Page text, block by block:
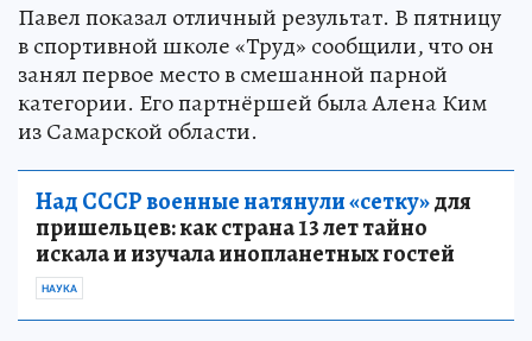
Павел показал отличный результат. В пятницу
в спортивной школе «Труд» сообщили, что он
занял первое место в смешанной парной
категории. Его партнёршей была Алена Ким
из Самарской области.
Над СССР военные натянули «сетку»для
пришельцев: как страна 13 лет тайно
искала и изучала инопланетных гостей
НАУКА